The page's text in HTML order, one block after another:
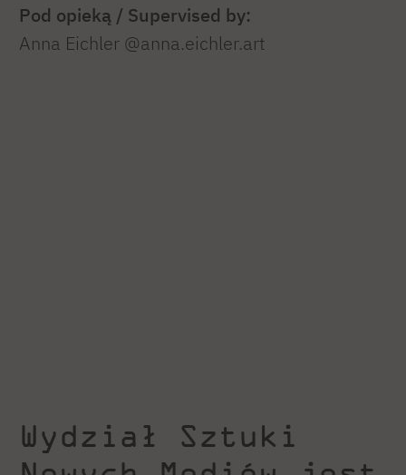
Pod opieką / Supervised by:
Anna Eichler @anna.eichler.art
Wydział Sztuki